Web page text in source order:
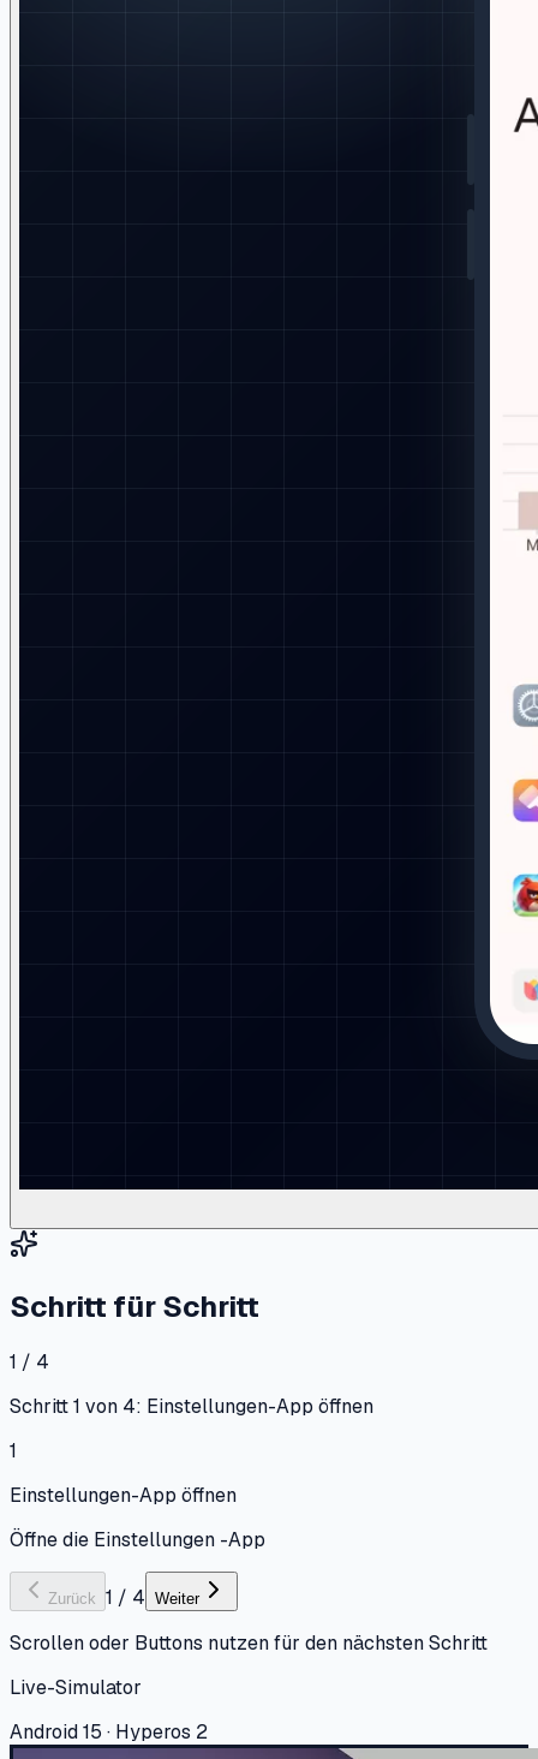
Schritt für Schritt
1 / 4
Schritt 1 von 4: Einstellungen-App öffnen
1
Einstellungen-App öffnen
Öffne die Einstellungen -App
Zurück 1 / 4 Weiter
Scrollen oder Buttons nutzen für den nächsten Schritt
Live-Simulator
Android 15 · Hyperos 2